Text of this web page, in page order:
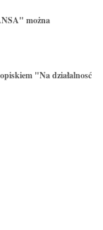
można
"Na działalnosć